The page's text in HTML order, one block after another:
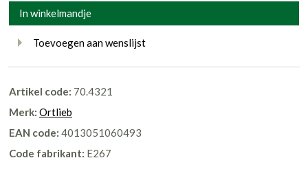
In winkelmandje
Toevoegen aan wenslijst
Artikel code: 70.4321
Merk: Ortlieb
EAN code: 4013051060493
Code fabrikant: E267